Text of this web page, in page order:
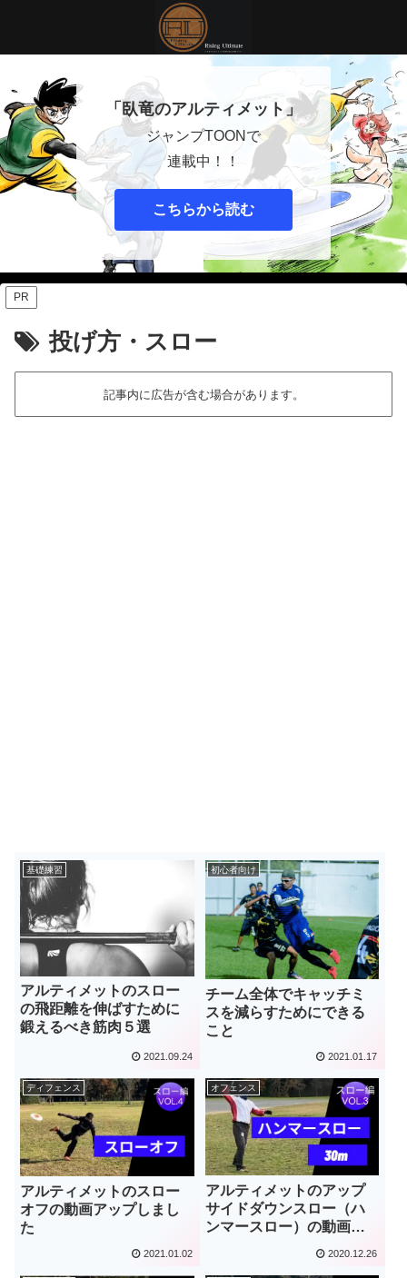
「臥竜のアルティメット」
ジャンプTOONで
連載中！！
こちらから読む
PR
投げ方・スロー
記事内に広告が含む場合があります。
基礎練習
アルティメットのスロー
の飛距離を伸ばすために
鍛えるべき筋肉５選
2021.09.24
初心者向け
チーム全体でキャッチミ
スを減らすためにできる
こと
2021.01.17
ディフェンス
アルティメットのスロー
オフの動画アップしまし
た
2021.01.02
オフェンス
アルティメットのアップ
サイドダウンスロー（ハ
ンマースロー）の動画ア
2020.12.26